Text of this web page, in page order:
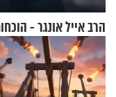
הרב אייל אונגר -